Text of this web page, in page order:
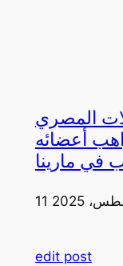
المصري
أعضائه
في مارينا
2025
edit post